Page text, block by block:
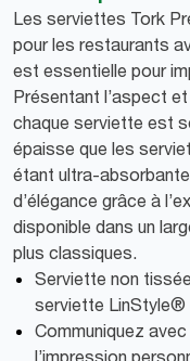
Les serviettes Tork
pour les restaurants
est essentielle pour
Présentant l’aspect
chaque serviette est
épaisse que les
étant ultra-
d’élégance grâce à
disponible dans un
plus classiques.
Serviette non
serviette LinStyle®
Communiquez
l’impression